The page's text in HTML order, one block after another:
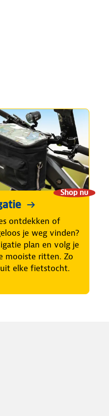
Shop nu
ontdekken of
je weg vinden?
plan en volg je
mooiste ritten. Zo
elke fietstocht.